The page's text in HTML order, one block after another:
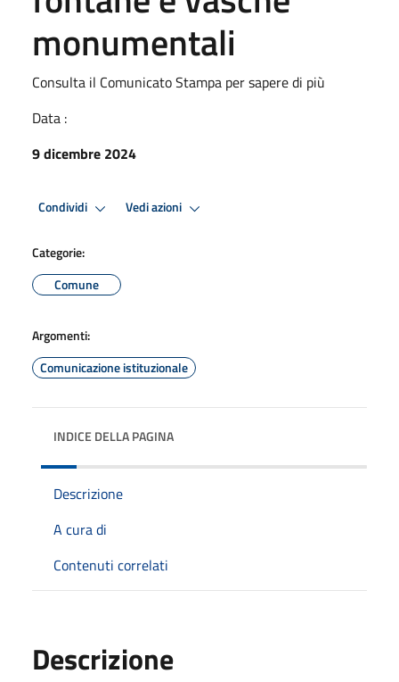
monumentali
Consulta il Comunicato Stampa per sapere di più
Data :
9 dicembre 2024
Condividi Vedi azioni
Categorie:
Comune
Argomenti:
Comunicazione istituzionale
INDICE DELLA PAGINA
Descrizione
A cura di
Contenuti correlati
Descrizione